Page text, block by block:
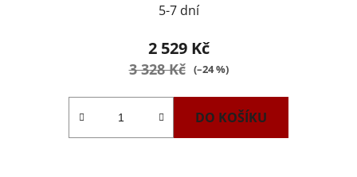
5-7 dní
2 529 Kč
3 328 Kč (–24 %)
DO KOŠÍKU